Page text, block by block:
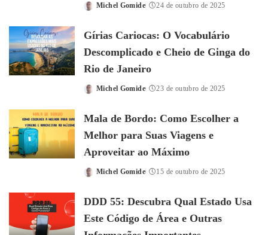
Posted
Michel Gomide 24 de outubro de 2025
Gírias Cariocas: O Vocabulário
Descomplicado e Cheio de Ginga do
Rio de Janeiro
Posted
Michel Gomide 23 de outubro de 2025
Mala de Bordo: Como Escolher a
Melhor para Suas Viagens e
Aproveitar ao Máximo
Posted
Michel Gomide 15 de outubro de 2025
DDD 55: Descubra Qual Estado Usa
Este Código de Área e Outras